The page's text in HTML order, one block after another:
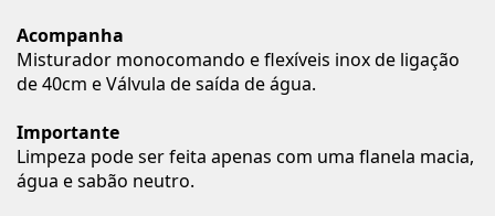
Acompanha
Misturador monocomando e flexíveis inox de ligação
de 40cm e Válvula de saída de água.
Importante
Limpeza pode ser feita apenas com uma flanela macia,
água e sabão neutro.